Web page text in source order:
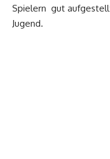
Spielern gut
Jugend.